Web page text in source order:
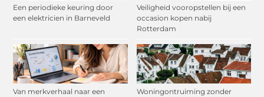
Een periodieke keuring door
een elektricien in Barneveld
Veiligheid vooropstellen bij een
occasion kopen nabij
Rotterdam
Van merkverhaal naar een
Woningontruiming zonder